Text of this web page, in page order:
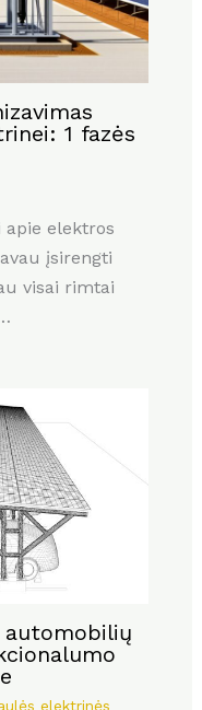
1 fazės
apie elektros
įsirengti
visai rimtai
automobilių
elektrinės